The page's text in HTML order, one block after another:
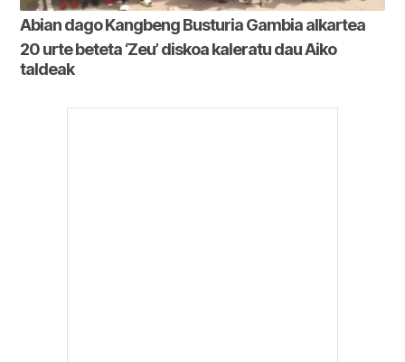
Abian dago Kangbeng Busturia Gambia alkartea
20 urte beteta ‘Zeu’ diskoa kaleratu dau Aiko
taldeak